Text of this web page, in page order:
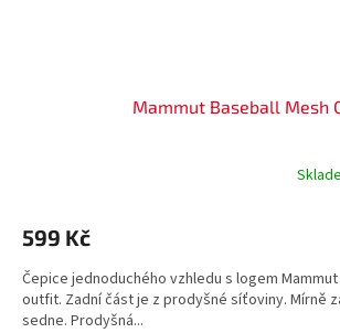
Mammut Baseball Mesh
599 Kč
Čepice jednoduchého vzhledu s logem
outfit. Zadní část je z prodyšné síťoviny. Mírně
sedne. Prodyšná...